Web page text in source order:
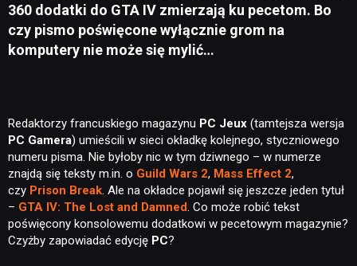
360 dodatki do GTA IV zmierzają ku pecetom. Bo
czy pismo poświęcone wyłącznie grom na
komputery nie może się mylić…
Redaktorzy francuskiego magazynu PC Jeux (tamtejsza wersja
PC Gamera) umieścili w sieci okładkę kolejnego, styczniowego
numeru pisma. Nie byłoby nic w tym dziwnego – w numerze
znajdą się teksty m.in. o Guild Wars 2, Mass Effect 2,
czy Prison Break. Ale na okładce pojawił się jeszcze jeden tytuł
– GTA IV: The Lost and Damned. Co może robić tekst
poświęcony konsolowemu dodatkowi w pecetowym magazynie?
Czyżby zapowiadać edycję PC?